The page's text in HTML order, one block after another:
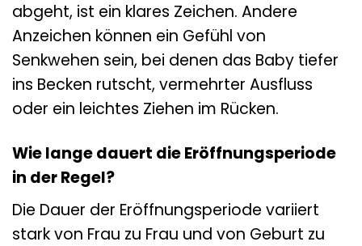
abgeht, ist ein klares Zeichen. Andere
Anzeichen können ein Gefühl von
Senkwehen sein, bei denen das Baby tiefer
ins Becken rutscht, vermehrter Ausfluss
oder ein leichtes Ziehen im Rücken.
Wie lange dauert die Eröffnungsperiode
in der Regel?
Die Dauer der Eröffnungsperiode variiert
stark von Frau zu Frau und von Geburt zu